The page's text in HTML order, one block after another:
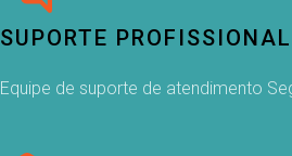
SUPORTE PROFISSIONAL
Equipe de suporte de atendimento